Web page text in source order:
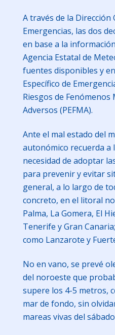
A través de la Dirección
Emergencias, las dos
en base a la
Agencia Estatal de
fuentes disponibles y
Específico de
Riesgos de
Adversos (PEFMA).
Ante el mal estado del
autonómico recuerda a
necesidad de adoptar
para prevenir y evitar
general, a lo largo de
concreto, en el litoral
Palma, La Gomera, El
Tenerife y Gran
como Lanzarote y
No en vano, se prevé
del noroeste que
supere los 4-5 metros,
mar de fondo, sin
mareas vivas del